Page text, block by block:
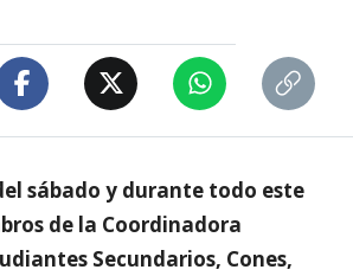
sábado y durante todo este
de la Coordinadora
Secundarios, Cones,